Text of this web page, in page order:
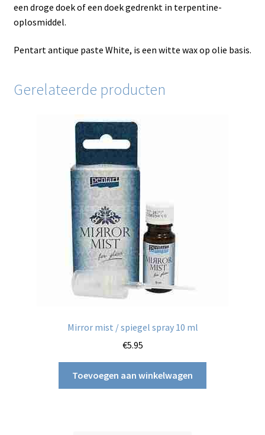
een droge doek of een doek gedrenkt in terpentine-
oplosmiddel.
Pentart antique paste White, is een witte wax op olie basis.
Gerelateerde producten
Mirror mist / spiegel spray 10 ml
€5.95
Toevoegen aan winkelwagen